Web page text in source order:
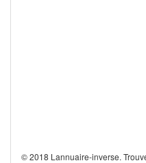
© 2018 Lannuaire-inverse.